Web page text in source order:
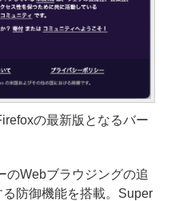
の最新版となるバー
Webブラウジングの追
防御機能を搭載。Super